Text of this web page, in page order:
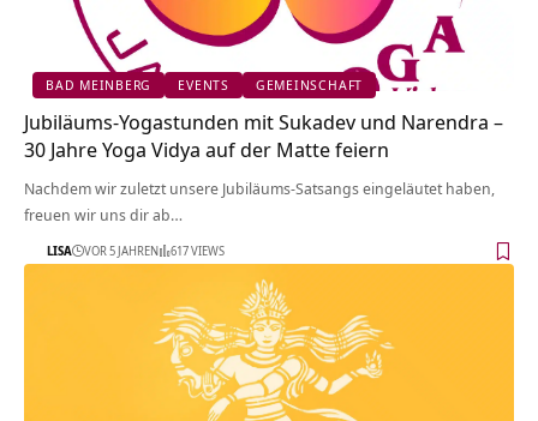
BAD MEINBERG EVENTS GEMEINSCHAFT
Jubiläums-Yogastunden mit Sukadev und Narendra –
30 Jahre Yoga Vidya auf der Matte feiern
Nachdem wir zuletzt unsere Jubiläums-Satsangs eingeläutet haben,
freuen wir uns dir ab…
LISA VOR 5 JAHREN 617 VIEWS